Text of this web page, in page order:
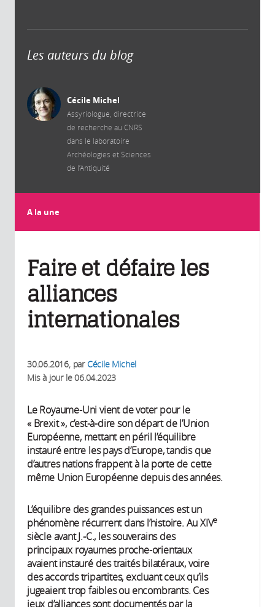
Les auteurs du blog
Cécile Michel
Assyriologue, directrice
de recherche au CNRS
dans le laboratoire
Archéologies et Sciences
de l’Antiquité
A la une
Faire et défaire les
alliances
internationales
30.06.2016, parCécile Michel
Mis à jour le06.04.2023
Le Royaume-Uni vient de voter pour le
« Brexit », c’est-à-dire son départ de l’Union
Européenne, mettant en péril l’équilibre
instauré entre les pays d’Europe, tandis que
d’autres nations frappent à la porte de cette
même Union Européenne depuis des années.
L’équilibre des grandes puissances est un
phénomène récurrent dans l’histoire. Au XIVe
siècle avant J.-C., les souverains des
principaux royaumes proche-orientaux
avaient instauré des traités bilatéraux, voire
des accords tripartites, excluant ceux qu’ils
jugeaient trop faibles ou encombrants. Ces
jeux d’alliances sont documentés par la